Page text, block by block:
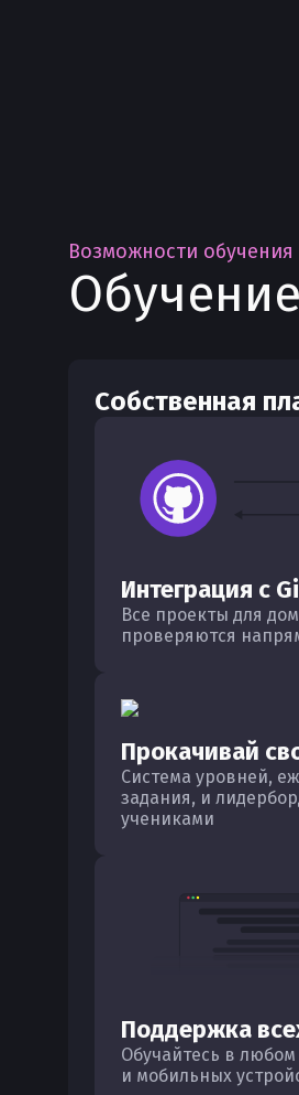
Возможности обучения
Собственная
Интеграция с
Все проекты для
проверяются
Прокачивай
Система уровней,
задания, и
учениками
Поддержка
Обучайтесь в любом
и мобильных